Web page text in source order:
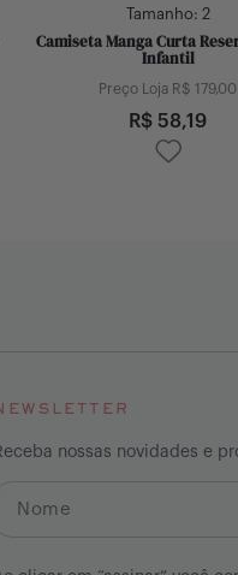
Tamanho: 2
Camiseta Manga Curta
Infantil
Preço Loja R$ 179,00
R$ 58,19
nossas novidades e